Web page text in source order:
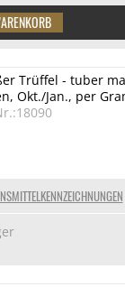
Trüffel - tuber
Okt./Jan., per